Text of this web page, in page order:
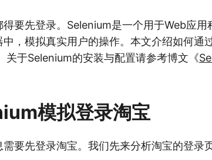
要先登录。Selenium是一个用于Web应用
，模拟真实用户的操作。本文介绍如何通
关于Selenium的安装与配置请参考博文《
模拟登录淘宝
要先登录淘宝。我们先来分析淘宝的登录页